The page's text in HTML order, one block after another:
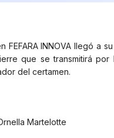
INNOVA llegó a
que se transmitirá
del certamen.
Martelotte